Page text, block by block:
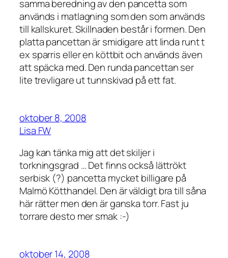
samma beredning av den pancetta som
används i matlagning som den som används
till kallskuret. Skillnaden består i formen. Den
platta pancettan är smidigare att linda runt t
ex sparris eller en köttbit och används även
att späcka med. Den runda pancettan ser
lite trevligare ut tunnskivad på ett fat.
oktober 8, 2008
Lisa FW
Jag kan tänka mig att det skiljer i
torkningsgrad … Det finns också lättrökt
serbisk (?) pancetta mycket billigare på
Malmö Kötthandel. Den är väldigt bra till såna
här rätter men den är ganska torr. Fast ju
torrare desto mer smak :-)
oktober 14, 2008